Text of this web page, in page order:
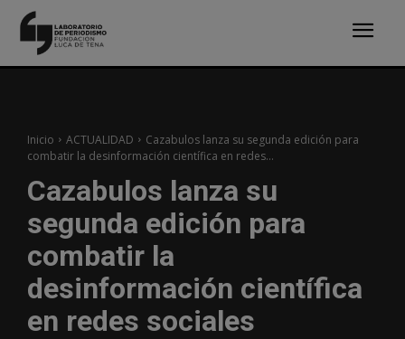
Inicio ACTUALIDAD
Cazabulos lanza su segunda edición para
combatir la desinformación científica en redes...
Cazabulos lanza su
segunda edición para
combatir la
desinformación científica
en redes sociales